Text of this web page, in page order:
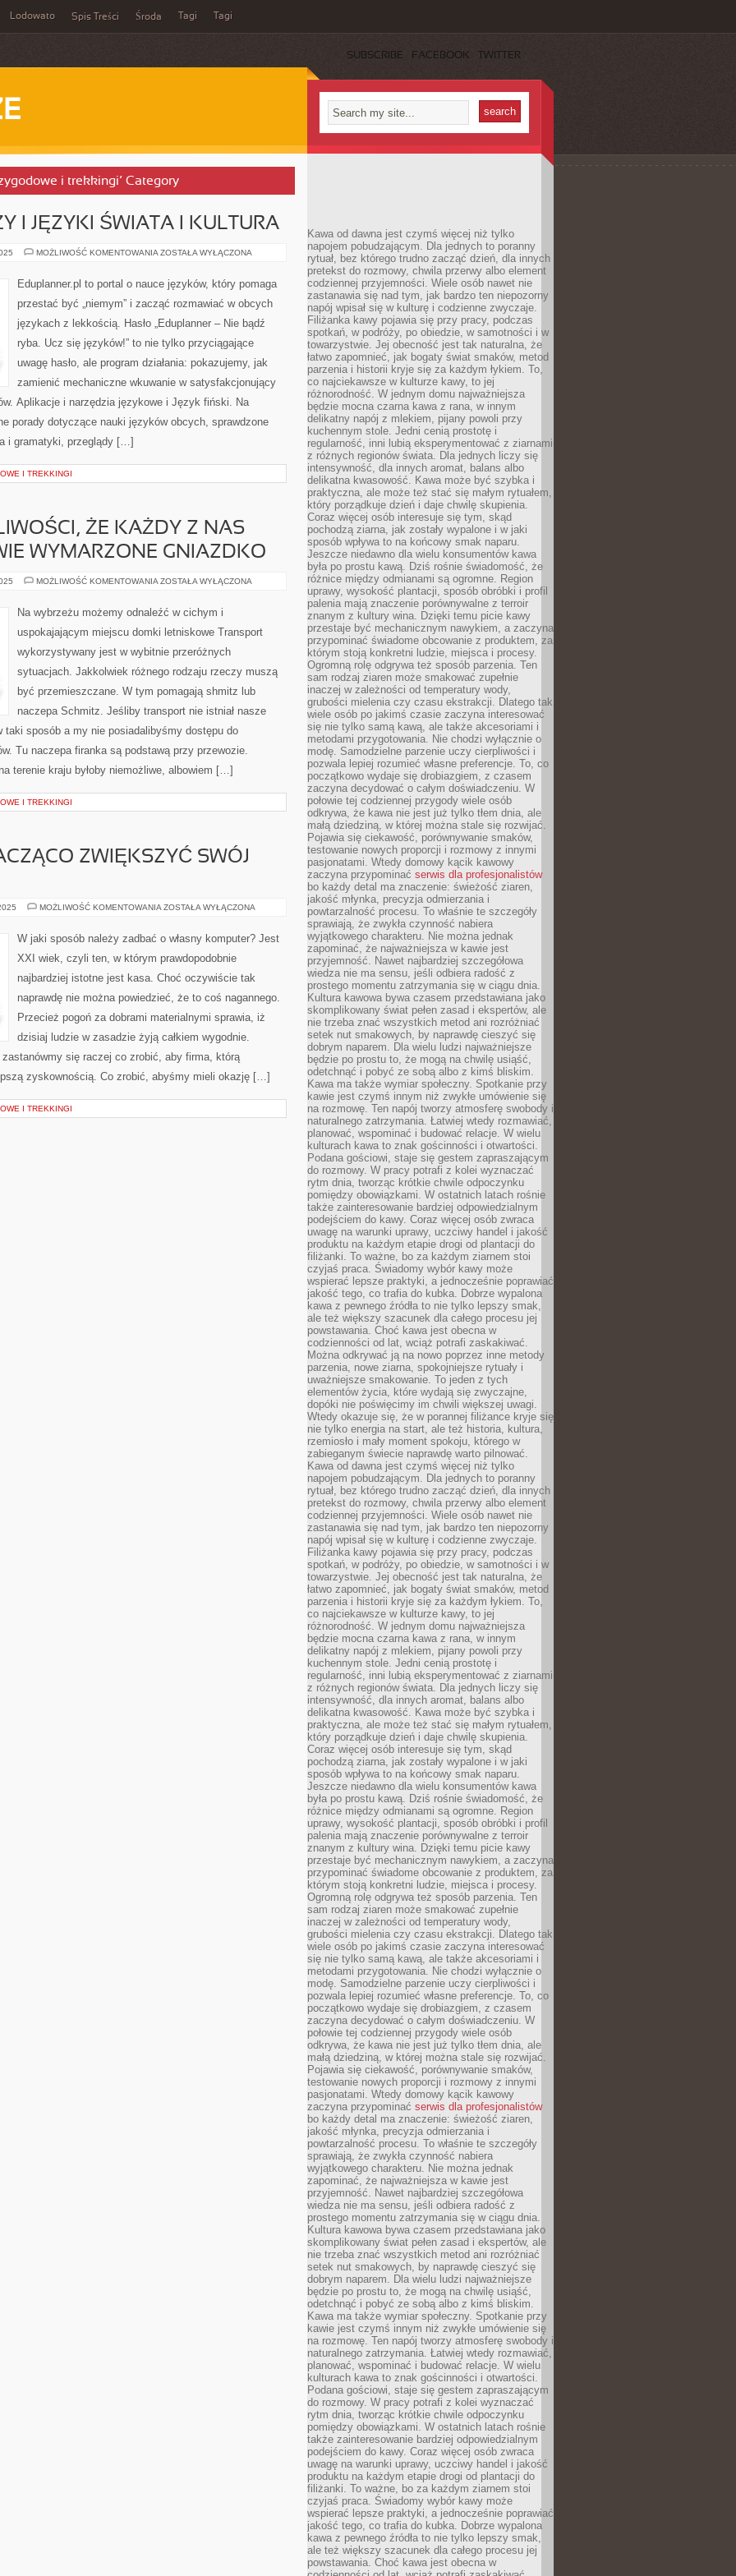
Lodowato Spis Treści Środa Tagi Tagi
SUBSCRIBE FACEBOOK TWITTER
i trekkingi’ Category
I JĘZYKI ŚWIATA I KULTURA
MOŻLIWOŚĆ KOMENTOWANIA JĘZYK
JĘZYKI
I
ZOSTAŁA WYŁĄCZONA
Eduplanner.pl to portal o nauce języków, który pomaga
przestać być „niemym” i zacząć rozmawiać w obcych
językach z lekkością. Hasło „Eduplanner – Nie bądź
ryba. Ucz się języków!” to nie tylko przyciągające
uwagę hasło, ale program działania: pokazujemy, jak
zamienić mechaniczne wkuwanie w satysfakcjonujący
Aplikacje i narzędzia językowe i Język fiński. Na
porady dotyczące nauki języków obcych, sprawdzone
i gramatyki, przeglądy […]
I TREKKINGI
ŻE KAŻDY Z NAS
WYMARZONE GNIAZDKO
MOŻLIWOŚĆ KOMENTOWANIA NIE
ŻE
KAŻDY
NAS
W
WYMARZONE
GNIAZDKO
ZOSTAŁA WYŁĄCZONA
Na wybrzeżu możemy odnaleźć w cichym i
uspokajającym miejscu domki letniskowe Transport
wykorzystywany jest w wybitnie przeróżnych
sytuacjach. Jakkolwiek różnego rodzaju rzeczy muszą
być przemieszczane. W tym pomagają shmitz lub
naczepa Schmitz. Jeśliby transport nie istniał nasze
taki sposób a my nie posiadalibyśmy dostępu do
Tu naczepa firanka są podstawą przy przewozie.
terenie kraju byłoby niemożliwe, albowiem […]
I TREKKINGI
ZWIĘKSZYĆ SWÓJ
MOŻLIWOŚĆ KOMENTOWANIA JAK
ZWIĘKSZYĆ
SWÓJ
ZOSTAŁA WYŁĄCZONA
W jaki sposób należy zadbać o własny komputer? Jest
XXI wiek, czyli ten, w którym prawdopodobnie
najbardziej istotne jest kasa. Choć oczywiście tak
naprawdę nie można powiedzieć, że to coś nagannego.
Przecież pogoń za dobrami materialnymi sprawia, iż
dzisiaj ludzie w zasadzie żyją całkiem wygodnie.
się raczej co zrobić, aby firma, którą
zyskownością. Co zrobić, abyśmy mieli okazję […]
I TREKKINGI
Kawa od dawna jest czymś więcej niż tylko
napojem pobudzającym. Dla jednych to poranny
rytuał, bez którego trudno zacząć dzień, dla innych
pretekst do rozmowy, chwila przerwy albo element
codziennej przyjemności. Wiele osób nawet nie
zastanawia się nad tym, jak bardzo ten niepozorny
napój wpisał się w kulturę i codzienne zwyczaje.
Filiżanka kawy pojawia się przy pracy, podczas
spotkań, w podróży, po obiedzie, w samotności i w
towarzystwie. Jej obecność jest tak naturalna, że
łatwo zapomnieć, jak bogaty świat smaków, metod
parzenia i historii kryje się za każdym łykiem. To,
co najciekawsze w kulturze kawy, to jej
różnorodność. W jednym domu najważniejsza
będzie mocna czarna kawa z rana, w innym
delikatny napój z mlekiem, pijany powoli przy
kuchennym stole. Jedni cenią prostotę i
regularność, inni lubią eksperymentować z ziarnami
z różnych regionów świata. Dla jednych liczy się
intensywność, dla innych aromat, balans albo
delikatna kwasowość. Kawa może być szybka i
praktyczna, ale może też stać się małym rytuałem,
który porządkuje dzień i daje chwilę skupienia.
Coraz więcej osób interesuje się tym, skąd
pochodzą ziarna, jak zostały wypalone i w jaki
sposób wpływa to na końcowy smak naparu.
Jeszcze niedawno dla wielu konsumentów kawa
była po prostu kawą. Dziś rośnie świadomość, że
różnice między odmianami są ogromne. Region
uprawy, wysokość plantacji, sposób obróbki i profil
palenia mają znaczenie porównywalne z terroir
znanym z kultury wina. Dzięki temu picie kawy
przestaje być mechanicznym nawykiem, a zaczyna
przypominać świadome obcowanie z produktem, za
którym stoją konkretni ludzie, miejsca i procesy.
Ogromną rolę odgrywa też sposób parzenia. Ten
sam rodzaj ziaren może smakować zupełnie
inaczej w zależności od temperatury wody,
grubości mielenia czy czasu ekstrakcji. Dlatego tak
wiele osób po jakimś czasie zaczyna interesować
się nie tylko samą kawą, ale także akcesoriami i
metodami przygotowania. Nie chodzi wyłącznie o
modę. Samodzielne parzenie uczy cierpliwości i
pozwala lepiej rozumieć własne preferencje. To, co
początkowo wydaje się drobiazgiem, z czasem
zaczyna decydować o całym doświadczeniu. W
połowie tej codziennej przygody wiele osób
odkrywa, że kawa nie jest już tylko tłem dnia, ale
małą dziedziną, w której można stale się rozwijać.
Pojawia się ciekawość, porównywanie smaków,
testowanie nowych proporcji i rozmowy z innymi
pasjonatami. Wtedy domowy kącik kawowy
zaczyna przypominać serwis dla profesjonalistów
bo każdy detal ma znaczenie: świeżość ziaren,
jakość młynka, precyzja odmierzania i
powtarzalność procesu. To właśnie te szczegóły
sprawiają, że zwykła czynność nabiera
wyjątkowego charakteru. Nie można jednak
zapominać, że najważniejsza w kawie jest
przyjemność. Nawet najbardziej szczegółowa
wiedza nie ma sensu, jeśli odbiera radość z
prostego momentu zatrzymania się w ciągu dnia.
Kultura kawowa bywa czasem przedstawiana jako
skomplikowany świat pełen zasad i ekspertów, ale
nie trzeba znać wszystkich metod ani rozróżniać
setek nut smakowych, by naprawdę cieszyć się
dobrym naparem. Dla wielu ludzi najważniejsze
będzie po prostu to, że mogą na chwilę usiąść,
odetchnąć i pobyć ze sobą albo z kimś bliskim.
Kawa ma także wymiar społeczny. Spotkanie przy
kawie jest czymś innym niż zwykłe umówienie się
na rozmowę. Ten napój tworzy atmosferę swobody i
naturalnego zatrzymania. Łatwiej wtedy rozmawiać,
planować, wspominać i budować relacje. W wielu
kulturach kawa to znak gościnności i otwartości.
Podana gościowi, staje się gestem zapraszającym
do rozmowy. W pracy potrafi z kolei wyznaczać
rytm dnia, tworząc krótkie chwile odpoczynku
pomiędzy obowiązkami. W ostatnich latach rośnie
także zainteresowanie bardziej odpowiedzialnym
podejściem do kawy. Coraz więcej osób zwraca
uwagę na warunki uprawy, uczciwy handel i jakość
produktu na każdym etapie drogi od plantacji do
filiżanki. To ważne, bo za każdym ziarnem stoi
czyjaś praca. Świadomy wybór kawy może
wspierać lepsze praktyki, a jednocześnie poprawiać
jakość tego, co trafia do kubka. Dobrze wypalona
kawa z pewnego źródła to nie tylko lepszy smak,
ale też większy szacunek dla całego procesu jej
powstawania. Choć kawa jest obecna w
codzienności od lat, wciąż potrafi zaskakiwać.
Można odkrywać ją na nowo poprzez inne metody
parzenia, nowe ziarna, spokojniejsze rytuały i
uważniejsze smakowanie. To jeden z tych
elementów życia, które wydają się zwyczajne,
dopóki nie poświęcimy im chwili większej uwagi.
Wtedy okazuje się, że w porannej filiżance kryje się
nie tylko energia na start, ale też historia, kultura,
rzemiosło i mały moment spokoju, którego w
zabieganym świecie naprawdę warto pilnować.
Kawa od dawna jest czymś więcej niż tylko
napojem pobudzającym. Dla jednych to poranny
rytuał, bez którego trudno zacząć dzień, dla innych
pretekst do rozmowy, chwila przerwy albo element
codziennej przyjemności. Wiele osób nawet nie
zastanawia się nad tym, jak bardzo ten niepozorny
napój wpisał się w kulturę i codzienne zwyczaje.
Filiżanka kawy pojawia się przy pracy, podczas
spotkań, w podróży, po obiedzie, w samotności i w
towarzystwie. Jej obecność jest tak naturalna, że
łatwo zapomnieć, jak bogaty świat smaków, metod
parzenia i historii kryje się za każdym łykiem. To,
co najciekawsze w kulturze kawy, to jej
różnorodność. W jednym domu najważniejsza
będzie mocna czarna kawa z rana, w innym
delikatny napój z mlekiem, pijany powoli przy
kuchennym stole. Jedni cenią prostotę i
regularność, inni lubią eksperymentować z ziarnami
z różnych regionów świata. Dla jednych liczy się
intensywność, dla innych aromat, balans albo
delikatna kwasowość. Kawa może być szybka i
praktyczna, ale może też stać się małym rytuałem,
który porządkuje dzień i daje chwilę skupienia.
Coraz więcej osób interesuje się tym, skąd
pochodzą ziarna, jak zostały wypalone i w jaki
sposób wpływa to na końcowy smak naparu.
Jeszcze niedawno dla wielu konsumentów kawa
była po prostu kawą. Dziś rośnie świadomość, że
różnice między odmianami są ogromne. Region
uprawy, wysokość plantacji, sposób obróbki i profil
palenia mają znaczenie porównywalne z terroir
znanym z kultury wina. Dzięki temu picie kawy
przestaje być mechanicznym nawykiem, a zaczyna
przypominać świadome obcowanie z produktem, za
którym stoją konkretni ludzie, miejsca i procesy.
Ogromną rolę odgrywa też sposób parzenia. Ten
sam rodzaj ziaren może smakować zupełnie
inaczej w zależności od temperatury wody,
grubości mielenia czy czasu ekstrakcji. Dlatego tak
wiele osób po jakimś czasie zaczyna interesować
się nie tylko samą kawą, ale także akcesoriami i
metodami przygotowania. Nie chodzi wyłącznie o
modę. Samodzielne parzenie uczy cierpliwości i
pozwala lepiej rozumieć własne preferencje. To, co
początkowo wydaje się drobiazgiem, z czasem
zaczyna decydować o całym doświadczeniu. W
połowie tej codziennej przygody wiele osób
odkrywa, że kawa nie jest już tylko tłem dnia, ale
małą dziedziną, w której można stale się rozwijać.
Pojawia się ciekawość, porównywanie smaków,
testowanie nowych proporcji i rozmowy z innymi
pasjonatami. Wtedy domowy kącik kawowy
zaczyna przypominać serwis dla profesjonalistów
bo każdy detal ma znaczenie: świeżość ziaren,
jakość młynka, precyzja odmierzania i
powtarzalność procesu. To właśnie te szczegóły
sprawiają, że zwykła czynność nabiera
wyjątkowego charakteru. Nie można jednak
zapominać, że najważniejsza w kawie jest
przyjemność. Nawet najbardziej szczegółowa
wiedza nie ma sensu, jeśli odbiera radość z
prostego momentu zatrzymania się w ciągu dnia.
Kultura kawowa bywa czasem przedstawiana jako
skomplikowany świat pełen zasad i ekspertów, ale
nie trzeba znać wszystkich metod ani rozróżniać
setek nut smakowych, by naprawdę cieszyć się
dobrym naparem. Dla wielu ludzi najważniejsze
będzie po prostu to, że mogą na chwilę usiąść,
odetchnąć i pobyć ze sobą albo z kimś bliskim.
Kawa ma także wymiar społeczny. Spotkanie przy
kawie jest czymś innym niż zwykłe umówienie się
na rozmowę. Ten napój tworzy atmosferę swobody i
naturalnego zatrzymania. Łatwiej wtedy rozmawiać,
planować, wspominać i budować relacje. W wielu
kulturach kawa to znak gościnności i otwartości.
Podana gościowi, staje się gestem zapraszającym
do rozmowy. W pracy potrafi z kolei wyznaczać
rytm dnia, tworząc krótkie chwile odpoczynku
pomiędzy obowiązkami. W ostatnich latach rośnie
także zainteresowanie bardziej odpowiedzialnym
podejściem do kawy. Coraz więcej osób zwraca
uwagę na warunki uprawy, uczciwy handel i jakość
produktu na każdym etapie drogi od plantacji do
filiżanki. To ważne, bo za każdym ziarnem stoi
czyjaś praca. Świadomy wybór kawy może
wspierać lepsze praktyki, a jednocześnie poprawiać
jakość tego, co trafia do kubka. Dobrze wypalona
kawa z pewnego źródła to nie tylko lepszy smak,
ale też większy szacunek dla całego procesu jej
powstawania. Choć kawa jest obecna w